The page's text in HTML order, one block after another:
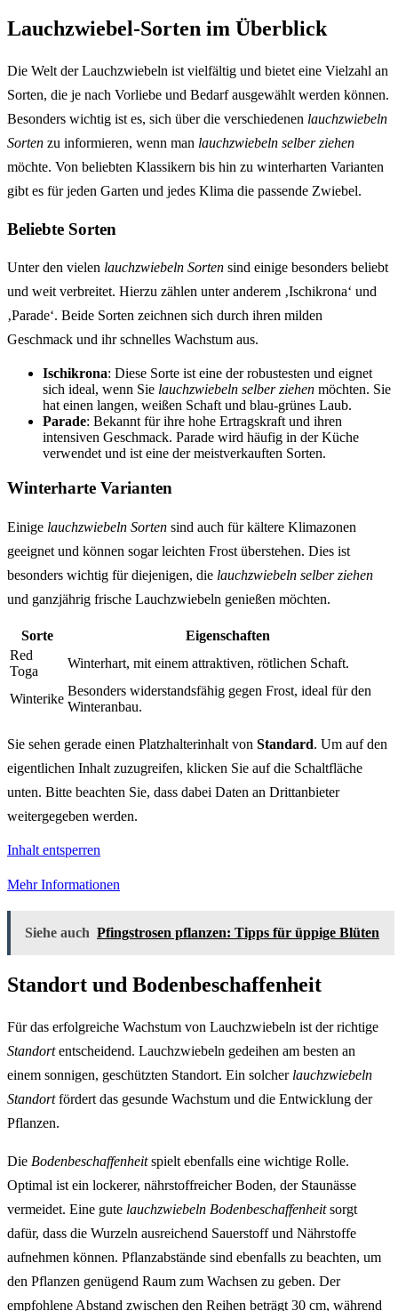
Lauchzwiebel-Sorten im Überblick
Die Welt der Lauchzwiebeln ist vielfältig und bietet eine Vielzahl an
Sorten, die je nach Vorliebe und Bedarf ausgewählt werden können.
Besonders wichtig ist es, sich über die verschiedenen lauchzwiebeln
Sorten zu informieren, wenn man lauchzwiebeln selber ziehen
möchte. Von beliebten Klassikern bis hin zu winterharten Varianten
gibt es für jeden Garten und jedes Klima die passende Zwiebel.
Beliebte Sorten
Unter den vielen lauchzwiebeln Sorten sind einige besonders beliebt
und weit verbreitet. Hierzu zählen unter anderem ‚Ischikrona‘ und
‚Parade‘. Beide Sorten zeichnen sich durch ihren milden
Geschmack und ihr schnelles Wachstum aus.
Ischikrona: Diese Sorte ist eine der robustesten und eignet
sich ideal, wenn Sie lauchzwiebeln selber ziehen möchten. Sie
hat einen langen, weißen Schaft und blau-grünes Laub.
Parade: Bekannt für ihre hohe Ertragskraft und ihren
intensiven Geschmack. Parade wird häufig in der Küche
verwendet und ist eine der meistverkauften Sorten.
Winterharte Varianten
Einige lauchzwiebeln Sorten sind auch für kältere Klimazonen
geeignet und können sogar leichten Frost überstehen. Dies ist
besonders wichtig für diejenigen, die lauchzwiebeln selber ziehen
und ganzjährig frische Lauchzwiebeln genießen möchten.
Sorte
Eigenschaften
Red
Toga
Winterhart, mit einem attraktiven, rötlichen Schaft.
Winterike
Besonders widerstandsfähig gegen Frost, ideal für den
Winteranbau.
Sie sehen gerade einen Platzhalterinhalt von Standard. Um auf den
eigentlichen Inhalt zuzugreifen, klicken Sie auf die Schaltfläche
unten. Bitte beachten Sie, dass dabei Daten an Drittanbieter
weitergegeben werden.
Inhalt entsperren
Mehr Informationen
Siehe auch Pfingstrosen pflanzen: Tipps für üppige Blüten
Standort und Bodenbeschaffenheit
Für das erfolgreiche Wachstum von Lauchzwiebeln ist der richtige
Standortentscheidend. Lauchzwiebeln gedeihen am besten an
einem sonnigen, geschützten Standort. Ein solcher lauchzwiebeln
Standortfördert das gesunde Wachstum und die Entwicklung der
Pflanzen.
Die Bodenbeschaffenheitspielt ebenfalls eine wichtige Rolle.
Optimal ist ein lockerer, nährstoffreicher Boden, der Staunässe
vermeidet. Eine gute lauchzwiebeln Bodenbeschaffenheitsorgt
dafür, dass die Wurzeln ausreichend Sauerstoff und Nährstoffe
aufnehmen können. Pflanzabstände sind ebenfalls zu beachten, um
den Pflanzen genügend Raum zum Wachsen zu geben. Der
empfohlene Abstand zwischen den Reihen beträgt 30 cm, während